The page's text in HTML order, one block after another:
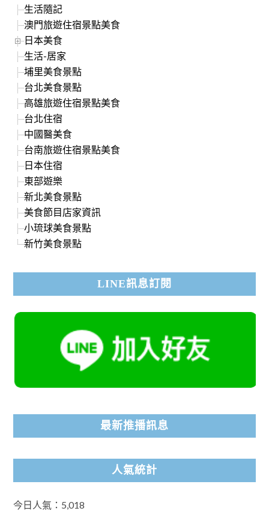
生活隨記
澳門旅遊住宿景點美食
日本美食
生活-居家
埔里美食景點
台北美食景點
高雄旅遊住宿景點美食
台北住宿
中國醫美食
台南旅遊住宿景點美食
日本住宿
東部遊樂
新北美食景點
美食節目店家資訊
小琉球美食景點
新竹美食景點
LINE訊息訂閱
最新推播訊息
人氣統計
今日人氣：5,018